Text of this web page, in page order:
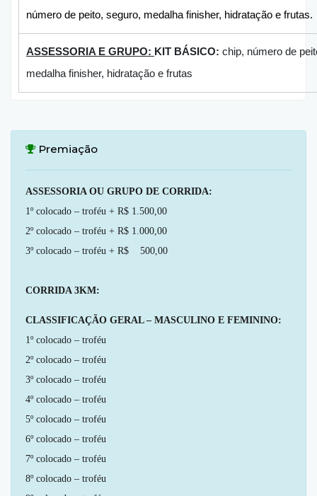
número de peito, seguro, medalha finisher, hidratação e frutas.
ASSESSORIA E GRUPO: KIT BÁSICO: chip, número de
medalha finisher, hidratação e frutas
Premiação
ASSESSORIA OU GRUPO DE CORRIDA:
1º colocado – troféu + R$ 1.500,00
2º colocado – troféu + R$ 1.000,00
3º colocado – troféu + R$ 500,00
CORRIDA 3KM:
CLASSIFICAÇÃO GERAL – MASCULINO E FEMININO:
1º colocado – troféu
2º colocado – troféu
3º colocado – troféu
4º colocado – troféu
5º colocado – troféu
6º colocado – troféu
7º colocado – troféu
8º colocado – troféu